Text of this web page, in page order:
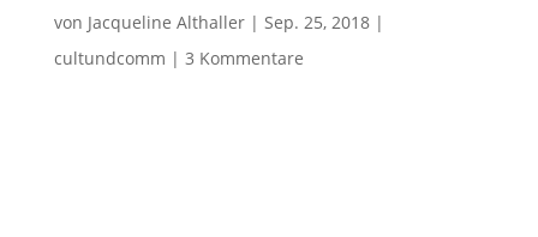
von Jacqueline Althaller| Sep. 25, 2018|
cultundcomm | 3 Kommentare